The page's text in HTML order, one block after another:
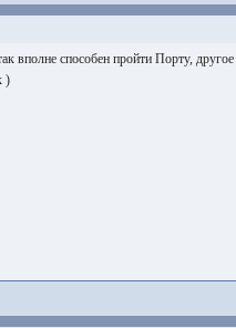
вполне способен пройти Порту,
)